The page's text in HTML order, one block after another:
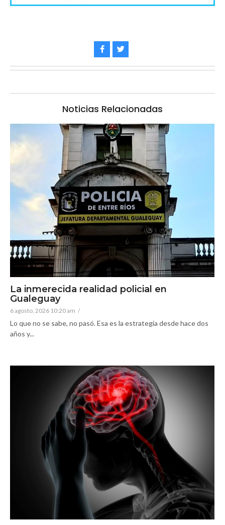
Noticias Relacionadas
La inmerecida realidad policial en
Gualeguay
6 agosto, 2026 10:20 am /
Lo que no se sabe, no pasó. Esa es la estrategia desde hace dos
años y...